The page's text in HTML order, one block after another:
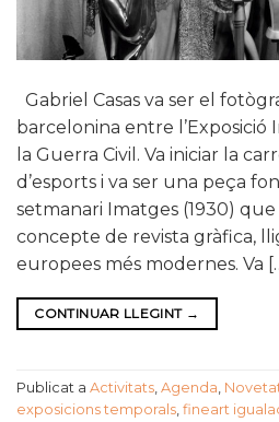
Gabriel Casas va ser el
barcelonina entre l’Exposició
la Guerra Civil. Va iniciar la
d’esports i va ser una peça
setmanari Imatges (1930)
concepte de revista gràfica,
europees més modernes. Va
CONTINUAR LLEGINT →
Publicat a Activitats, Agenda,
exposicions temporals, fineart